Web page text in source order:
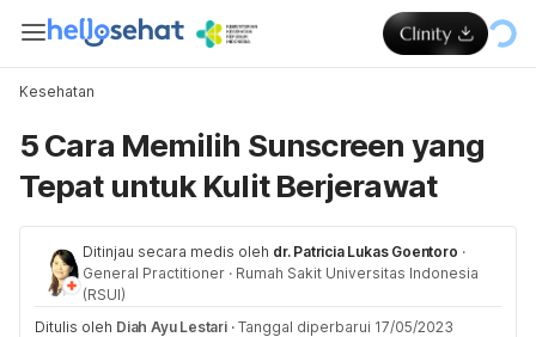
Kesehatan
5 Cara Memilih Sunscreen yang
Tepat untuk Kulit Berjerawat
Ditinjau secara medis oleh dr. Patricia Lukas Goentoro ·
General Practitioner · Rumah Sakit Universitas Indonesia
(RSUI)
Ditulis oleh Diah Ayu Lestari · Tanggal diperbarui 17/05/2023